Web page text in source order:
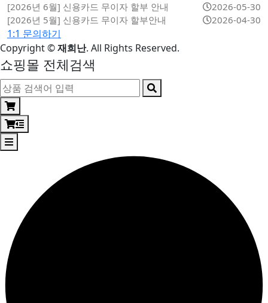
[2026년 6월] 신용카드 무이자 할부 안내
2026-05-30
[2026년 5월] 신용카드 무이자 할부안내
2026-04-30
1:1 문의하기
Copyright©재희난. All Rights Reserved.
쇼핑몰 전체검색